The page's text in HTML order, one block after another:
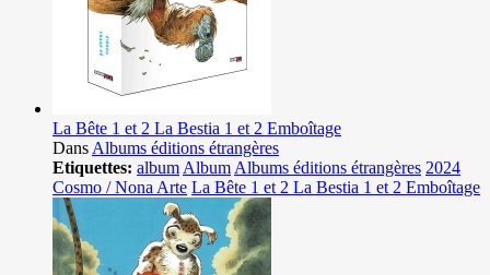
La Bête 1 et 2 La Bestia 1 et 2 Emboîtage
Dans Albums éditions étrangères
Etiquettes: album Album Albums éditions étrangères 2024
Cosmo / Nona Arte La Bête 1 et 2 La Bestia 1 et 2 Emboîtage